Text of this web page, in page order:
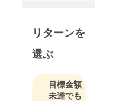
リターンを
選ぶ
目標金額
未達でも